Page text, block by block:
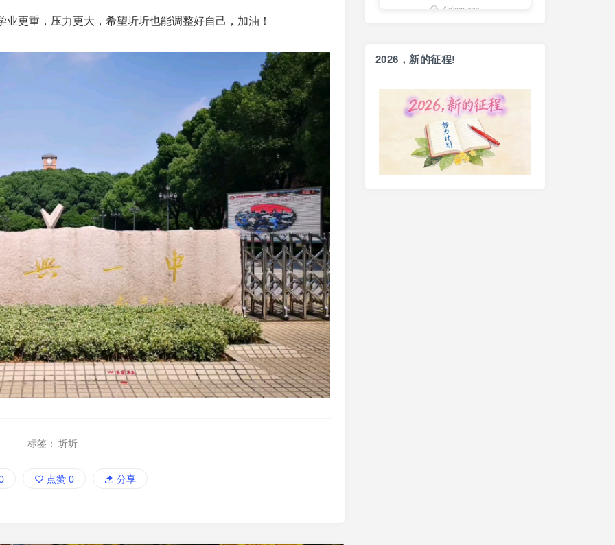
更重，压力更大，希望圻圻也能调整好自己，加油！
标签： 圻圻
点赞 0 分享
练背➕练腹
20260803（2026-91）
5 days ago
2026，新的征程!